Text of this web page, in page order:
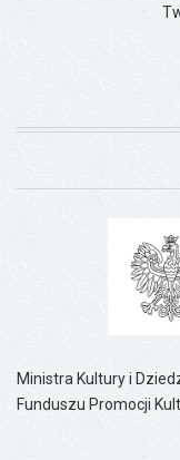
Ministra Kultury i
Funduszu Promocji